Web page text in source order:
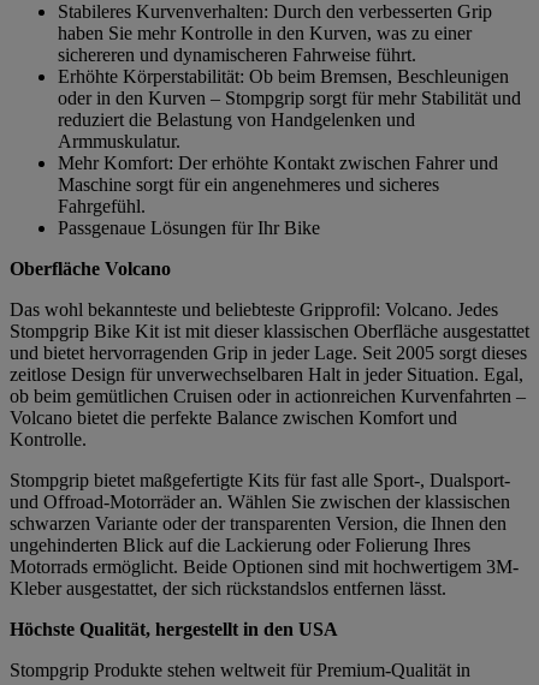
Stabileres Kurvenverhalten: Durch den verbesserten Grip
haben Sie mehr Kontrolle in den Kurven, was zu einer
sichereren und dynamischeren Fahrweise führt.
Erhöhte Körperstabilität: Ob beim Bremsen, Beschleunigen
oder in den Kurven – Stompgrip sorgt für mehr Stabilität und
reduziert die Belastung von Handgelenken und
Armmuskulatur.
Mehr Komfort: Der erhöhte Kontakt zwischen Fahrer und
Maschine sorgt für ein angenehmeres und sicheres
Fahrgefühl.
Passgenaue Lösungen für Ihr Bike
Oberfläche Volcano
Das wohl bekannteste und beliebteste Gripprofil: Volcano. Jedes
Stompgrip Bike Kit ist mit dieser klassischen Oberfläche ausgestattet
und bietet hervorragenden Grip in jeder Lage. Seit 2005 sorgt dieses
zeitlose Design für unverwechselbaren Halt in jeder Situation. Egal,
ob beim gemütlichen Cruisen oder in actionreichen Kurvenfahrten –
Volcano bietet die perfekte Balance zwischen Komfort und
Kontrolle.
Stompgrip bietet maßgefertigte Kits für fast alle Sport-, Dualsport-
und Offroad-Motorräder an. Wählen Sie zwischen der klassischen
schwarzen Variante oder der transparenten Version, die Ihnen den
ungehinderten Blick auf die Lackierung oder Folierung Ihres
Motorrads ermöglicht. Beide Optionen sind mit hochwertigem 3M-
Kleber ausgestattet, der sich rückstandslos entfernen lässt.
Höchste Qualität, hergestellt in den USA
Stompgrip Produkte stehen weltweit für Premium-Qualität in